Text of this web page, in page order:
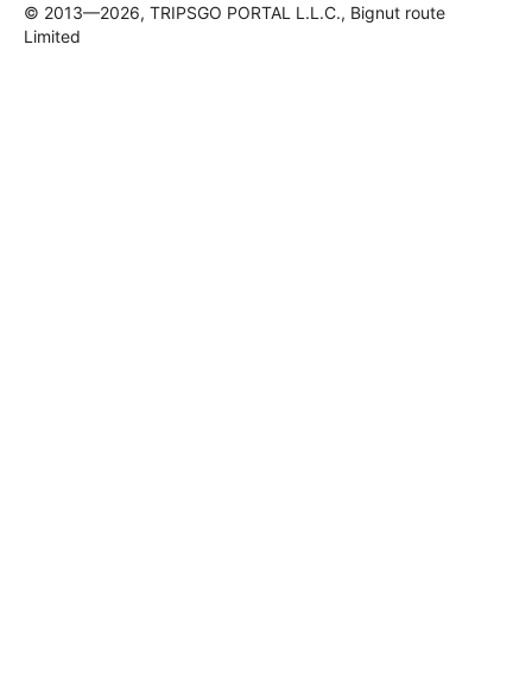
© 2013—2026, TRIPSGO PORTAL L.L.C., Bignut route
Limited